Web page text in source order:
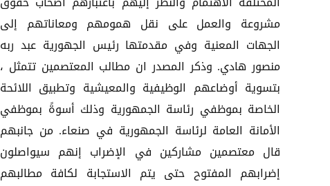
مشروعة والعمل على نقل همومهم ومعاناتهم إلى
الجهات المعنية وفي مقدمتها رئيس الجهورية عبد ربه
منصور هادي. وذكر المصدر ان مطالب المعتصمين تتمثل ،
بتسوية أوضاعهم الوظيفية والمعيشية وتطبيق اللائحة
الخاصة بموظفي رئاسة الجمهورية وذلك أسوةً بموظفي
الأمانة العامة لرئاسة الجمهورية في صنعاء. من جانبهم
قال معتصمين مشاركين في الإضراب إنهم سيواصلون
إضرابهم المفتوح حتى يتم الاستجابة لكافة مطالبهم